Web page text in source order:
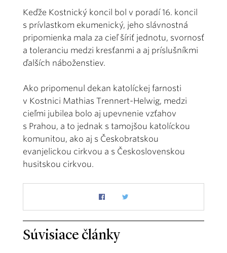
Keďže Kostnický koncil bol v poradí 16. koncil
s prívlastkom ekumenický, jeho slávnostná
pripomienka mala za cieľ šíriť jednotu, svornosť
a toleranciu medzi kresťanmi a aj príslušníkmi
ďalších náboženstiev.
Ako pripomenul dekan katolíckej farnosti
v Kostnici Mathias Trennert-Helwig, medzi
cieľmi jubilea bolo aj upevnenie vzťahov
s Prahou, a to jednak s tamojšou katolíckou
komunitou, ako aj s Českobratskou
evanjelickou cirkvou a s Československou
husitskou cirkvou.
Súvisiace články